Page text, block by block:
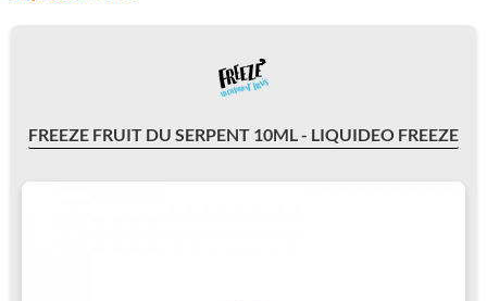
FREEZE FRUIT DU SERPENT 10ML - LIQUIDEO FREEZE